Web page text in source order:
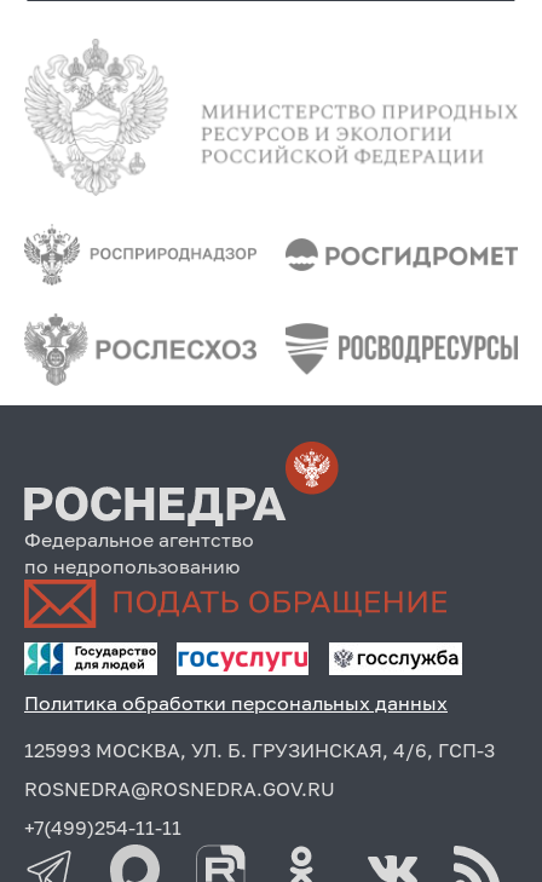
Федеральное агентство
по недропользованию
Политика обработки персональных данных
125993 МОСКВА, УЛ. Б. ГРУЗИНСКАЯ, 4/6, ГСП-3
ROSNEDRA@ROSNEDRA.GOV.RU
+7(499)254-11-11